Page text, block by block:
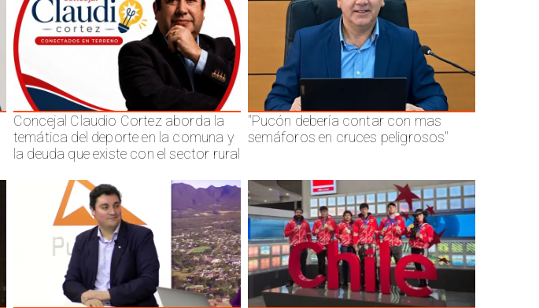
Concejal Claudio Cortez aborda la
temática del deporte en la comuna y
la deuda que existe con el sector rural
"Pucón debería contar con mas
semáforos en cruces peligrosos"